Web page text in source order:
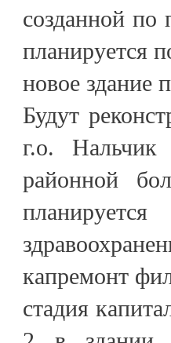
созданной
планируется
новое здание
Будут
г.о.
районной
капремонт
стадия